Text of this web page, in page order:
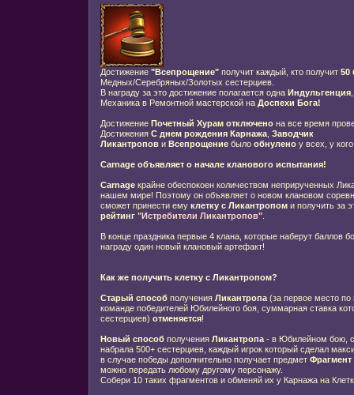
Достижение "Всепрощение"получит каждый, кто получит 50
Медных/Серебряных/Золотых сестерциев.
В награду за это достижение полагается одна Индульгенция
Механика в Ремонтной мастерской на Доспехи Бога!
Достижение Почетный Хурам отключенона все время
Достижения С днем рождения Карнажа, Заводчик
Ликантропови Всепрощениебыло обнуленоу всех, у
Carnage объявляет о начале кланового испытания!
Carnageкрайне обеспокоен количеством неприрученных
нашем мире! Поэтому он объявляет о новом клановом
сможет принести ему клетку с Ликантропоми получить за
рейтинг "Истребители Ликантропов".
В конце праздника первые 4 клана, которые наберут баллов
награду один новый клановый артефакт!
Как же получить клетку с Ликантропом?
Старый способполученияЛикантропа(за первое место по
команде победителей Юбилейного боя, суммарная ставка
сестерциев) отменяется!
Новый способполучения Ликантропа- в Юбилейном бою,
набрала 500+ сестерциев, каждый игрок который сделал
в случае победы дополнительно получает предмет Фрагмент
можно передать любому другому персонажу.
Собери 10 таких фрагментов и обменяй их у Карнажа на